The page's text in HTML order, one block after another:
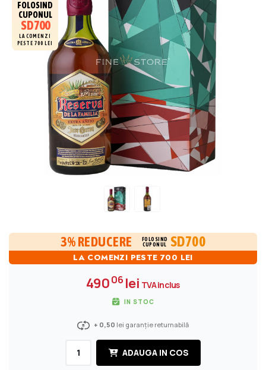
FOLOSIND
CUPONUL
SD700
LA COMENZI
PESTE 700 LEI
3% REDUCERE
FOLOSIND
CUPONUL
SD700
LA COMENZI PESTE 700 LEI
49006lei TVA inclus
IN STOC
+ 0,50 lei garanție returnabilă
ADAUGA IN COS